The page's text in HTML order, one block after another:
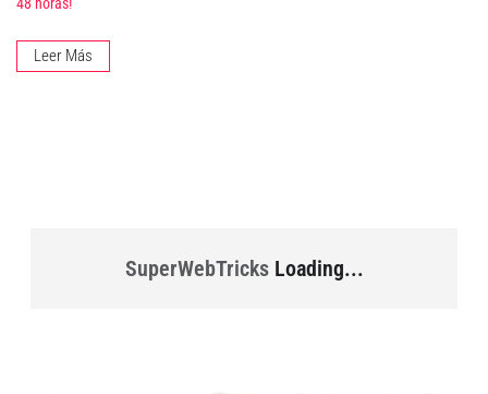
48 horas!
Leer Más
SuperWebTricksLoading...